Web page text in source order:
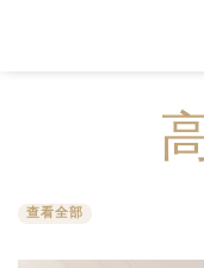
查看全部